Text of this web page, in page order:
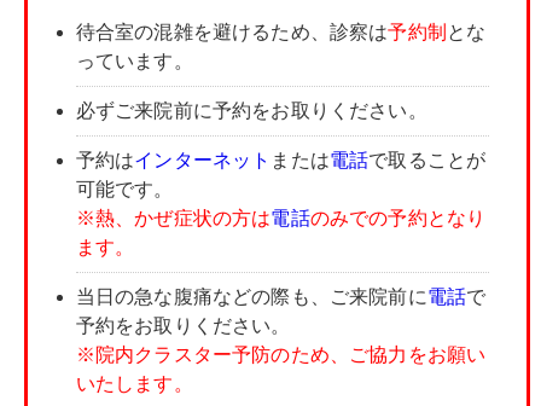
待合室の混雑を避けるため、診察は予約制 とな
っています。
必ずご来院前に予約をお取りください。
予約はインターネット または電話で取ることが
可能です。
※熱、かぜ症状の方は電話のみでの予約となり
ます。
当日の急な腹痛などの際も、ご来院前に電話で
予約をお取りください。
※院内クラスター予防のため、ご協力をお願い
いたします。